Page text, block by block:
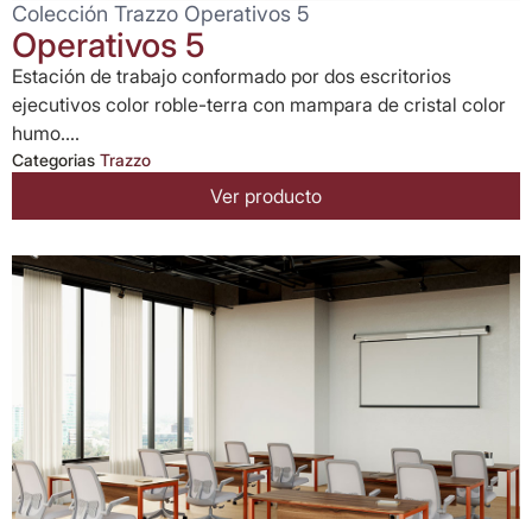
Colección Trazzo Operativos 5
Operativos 5
Estación de trabajo conformado por dos escritorios
ejecutivos color roble-terra con mampara de cristal color
humo....
Categorias Trazzo
Ver producto